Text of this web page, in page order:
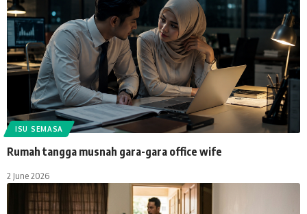
ISU SEMASA
Rumah tangga musnah gara-gara office wife
2 June 2026